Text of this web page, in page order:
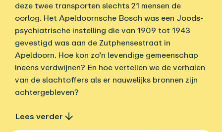
deze twee transporten slechts 21 mensen de
oorlog. Het Apeldoornsche Bosch was een Joods-
psychiatrische instelling die van 1909 tot 1943
gevestigd was aan de Zutphensestraat in
Apeldoorn. Hoe kon zo’n levendige gemeenschap
ineens verdwijnen? En hoe vertellen we de verhalen
van de slachtoffers als er nauwelijks bronnen zijn
achtergebleven?
Lees verder